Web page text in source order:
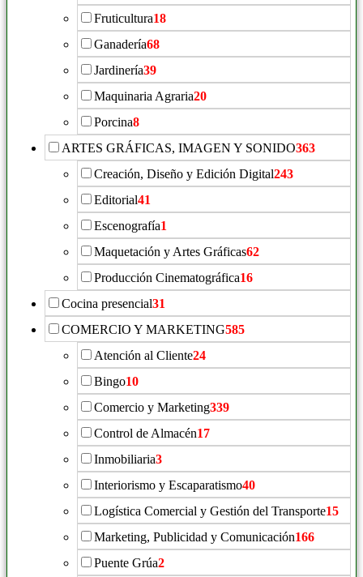
Fruticultura18
Ganadería68
Jardinería39
Maquinaria Agraria20
Porcina8
ARTES GRÁFICAS, IMAGEN Y SONIDO363
Creación, Diseño y Edición Digital243
Editorial41
Escenografía1
Maquetación y Artes Gráficas62
Producción Cinematográfica16
Cocina presencial31
COMERCIO Y MARKETING585
Atención al Cliente24
Bingo10
Comercio y Marketing339
Control de Almacén17
Inmobiliaria3
Interiorismo y Escaparatismo40
Logística Comercial y Gestión del Transporte15
Marketing, Publicidad y Comunicación166
Puente Grúa2